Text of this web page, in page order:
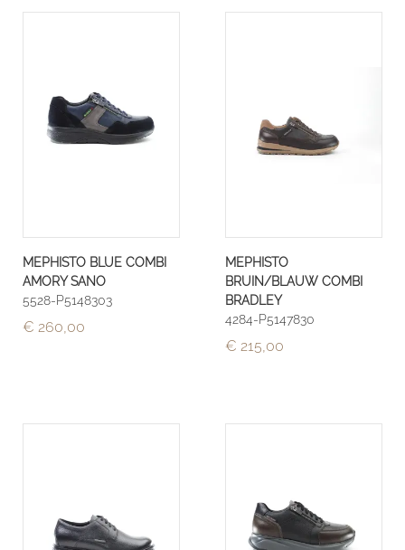
MEPHISTO BLUE COMBI
AMORY SANO
5528-P5148303
€ 260,00
MEPHISTO
BRUIN/BLAUW COMBI
BRADLEY
4284-P5147830
€ 215,00